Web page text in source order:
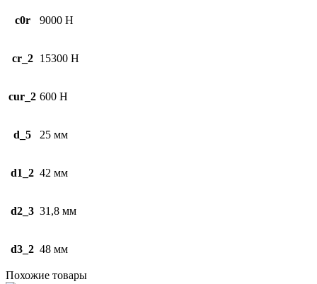
c0r 9000 Н
cr_2 15300 Н
cur_2 600 Н
d_5 25 мм
d1_2 42 мм
d2_3 31,8 мм
d3_2 48 мм
Похожие товары